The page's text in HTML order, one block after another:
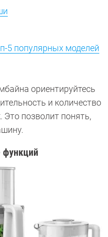
5 популярных моделей
ориентируйтесь
и количество
позволит понять,
функций